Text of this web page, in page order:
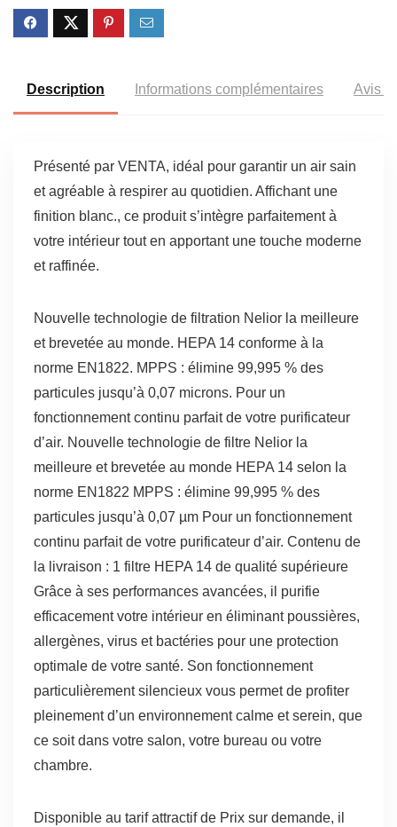
Description Informations complémentaires Avis
Présenté par VENTA, idéal pour garantir un air sain
et agréable à respirer au quotidien. Affichant une
finition blanc., ce produit s’intègre parfaitement à
votre intérieur tout en apportant une touche moderne
et raffinée.
Nouvelle technologie de filtration Nelior la meilleure
et brevetée au monde. HEPA 14 conforme à la
norme EN1822. MPPS : élimine 99,995 % des
particules jusqu’à 0,07 microns. Pour un
fonctionnement continu parfait de votre purificateur
d’air. Nouvelle technologie de filtre Nelior la
meilleure et brevetée au monde HEPA 14 selon la
norme EN1822 MPPS : élimine 99,995 % des
particules jusqu’à 0,07 µm Pour un fonctionnement
continu parfait de votre purificateur d’air. Contenu de
la livraison : 1 filtre HEPA 14 de qualité supérieure
Grâce à ses performances avancées, il purifie
efficacement votre intérieur en éliminant poussières,
allergènes, virus et bactéries pour une protection
optimale de votre santé. Son fonctionnement
particulièrement silencieux vous permet de profiter
pleinement d’un environnement calme et serein, que
ce soit dans votre salon, votre bureau ou votre
chambre.
Disponible au tarif attractif de Prix sur demande, il